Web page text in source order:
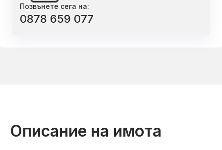
Позвънете сега на:
0878 659 077
Описание на имота